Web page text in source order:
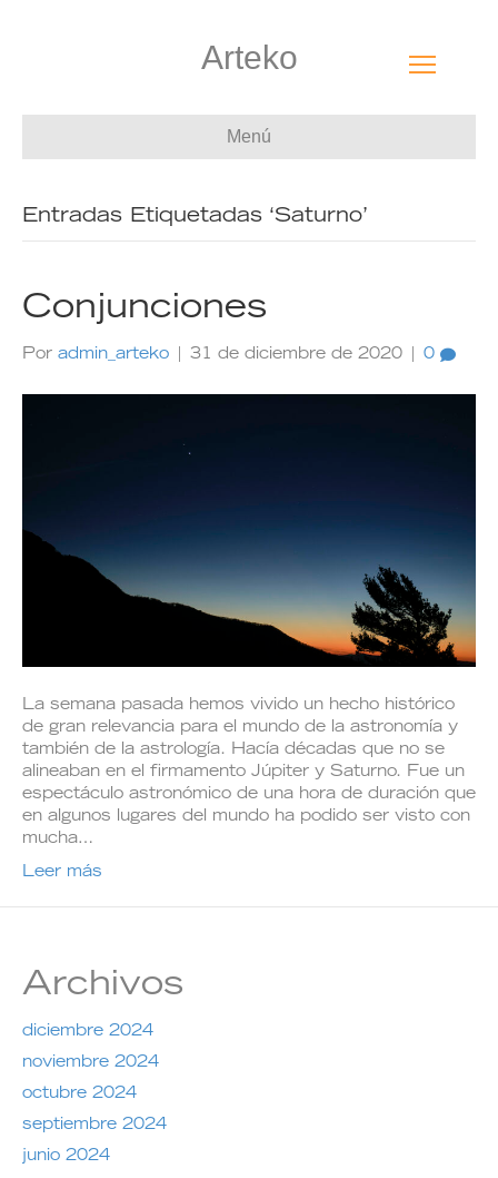
Arteko
Menú
Entradas Etiquetadas ‘Saturno’
Conjunciones
Por admin_arteko 31 de diciembre de 2020 0
La semana pasada hemos vivido un hecho histórico
de gran relevancia para el mundo de la astronomía y
también de la astrología. Hacía décadas que no se
alineaban en el firmamento Júpiter y Saturno. Fue un
espectáculo astronómico de una hora de duración que
en algunos lugares del mundo ha podido ser visto con
mucha…
Leer más
Archivos
diciembre 2024
noviembre 2024
octubre 2024
septiembre 2024
junio 2024